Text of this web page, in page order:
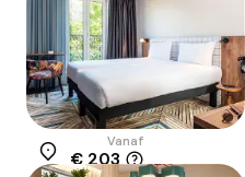
Locatie
Vanaf
€ 203